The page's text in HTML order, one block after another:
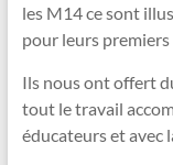
les M14 ce sont
pour leurs
Ils nous ont offert
tout le travail
éducateurs et avec